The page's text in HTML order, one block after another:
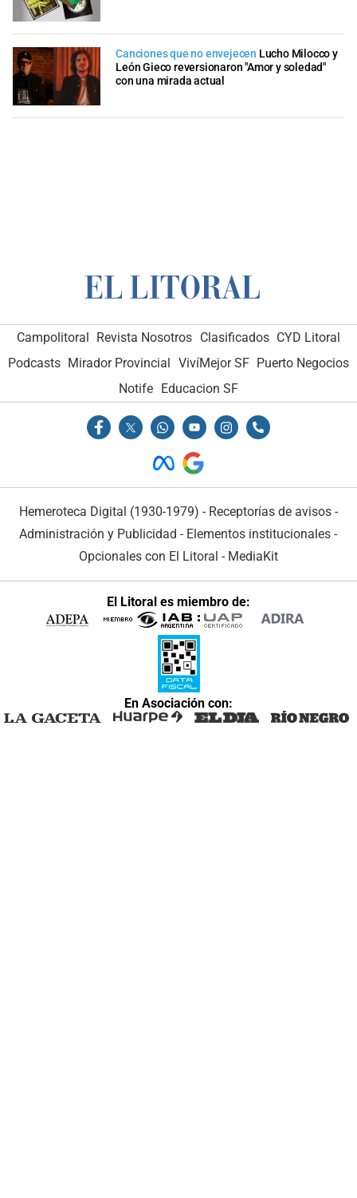
Canciones que no envejecen Lucho Milocco y
León Gieco reversionaron "Amor y soledad"
con una mirada actual
Campolitoral Revista Nosotros Clasificados CYD Litoral
Podcasts Mirador Provincial VivíMejor SF Puerto Negocios
Notife Educacion SF
Hemeroteca Digital (1930-1979) - Receptorías de avisos -
Administración y Publicidad - Elementos institucionales -
Opcionales con El Litoral - MediaKit
El Litoral es miembro de:
En Asociación con: